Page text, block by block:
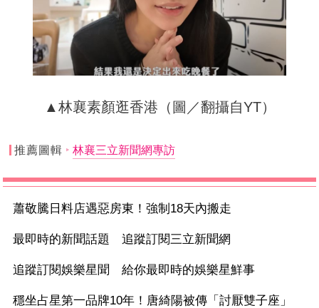
▲林襄素顏逛香港（圖／翻攝自YT）
推薦圖輯 林襄三立新聞網專訪
蕭敬騰日料店遇惡房東！強制18天內搬走
最即時的新聞話題 追蹤訂閱三立新聞網
追蹤訂閱娛樂星聞 給你最即時的娛樂星鮮事
穩坐占星第一品牌10年！唐綺陽被傳「討厭雙子座」